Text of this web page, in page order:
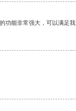
能非常强大，可以满足